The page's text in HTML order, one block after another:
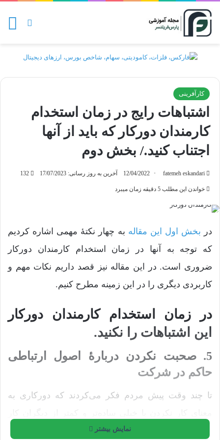
کارآفرینی
اشتباهات رایج در زمان استخدام
کارمندان دورکار که باید از آنها
اجتناب کنید./ بخش دوم
fatemeh eskandari
12/04/2022 آخرین به روز رسانی: 17/07/2023 132
خواندن این مطلب 5 دقیقه زمان میبرد
در بخش اول این مقاله به چهار نکتۀ مهمی اشاره کردیم
که توجه به آنها در زمان استخدام کارمندان دورکار
ضروری است. در این مقاله نیز قصد داریم نکات مهم و
کاربردی دیگری را در این زمینه مطرح کنیم.
در زمان استخدام کارمندان دورکار
این اشتباهات را نکنید.
5. صحبت نکردن دربارۀ اصول ارتباطی
حاکم در شرکت
تا چند وقت پیش مردم فکر می‌کردند که دورکاری به
کردن است. اما مطالعات جدید این فرضیه را رد کرده‌اند.
نمایش بیشتر